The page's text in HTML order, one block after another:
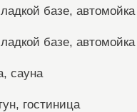
базе, автомойка
базе, автомойка
сауна
гостиница